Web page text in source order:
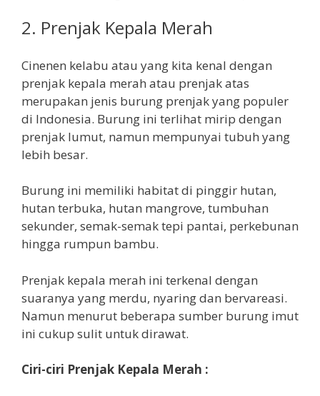
2. Prenjak Kepala Merah
Cinenen kelabu atau yang kita kenal dengan
prenjak kepala merah atau prenjak atas
merupakan jenis burung prenjak yang populer
di Indonesia. Burung ini terlihat mirip dengan
prenjak lumut, namun mempunyai tubuh yang
lebih besar.
Burung ini memiliki habitat di pinggir hutan,
hutan terbuka, hutan mangrove, tumbuhan
sekunder, semak-semak tepi pantai, perkebunan
hingga rumpun bambu.
Prenjak kepala merah ini terkenal dengan
suaranya yang merdu, nyaring dan bervareasi.
Namun menurut beberapa sumber burung imut
ini cukup sulit untuk dirawat.
Ciri-ciri Prenjak Kepala Merah :